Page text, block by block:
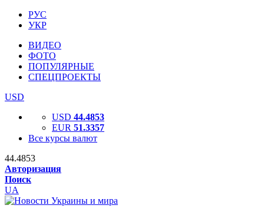
РУС
УКР
ВИДЕО
ФОТО
ПОПУЛЯРНЫЕ
СПЕЦПРОЕКТЫ
USD
USD 44.4853
EUR 51.3357
Все курсы валют
44.4853
Авторизация
Поиск
UA